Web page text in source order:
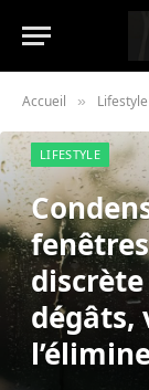
Accueil » Lifestyle
LIFESTYLE
dégâts,